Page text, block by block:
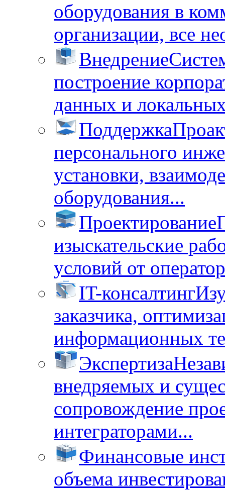
оборудования в
организации, все
Внедрение
построение
данных и
Поддержка
персонального
установки,
оборудования...
Проектирование
изыскательские
условий от
IT-консалтинг
заказчика,
информационных
Экспертиза
внедряемых и
сопровождение
интеграторами...
Финансовые
объема